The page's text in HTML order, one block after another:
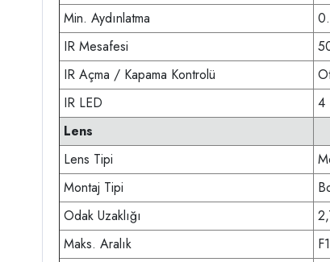
Min. Aydınlatma
IR Mesafesi
IR Açma / Kapama Kontrolü
IR LED
4
Lens
Lens Tipi
Montaj Tipi
Odak Uzaklığı
Maks. Aralık